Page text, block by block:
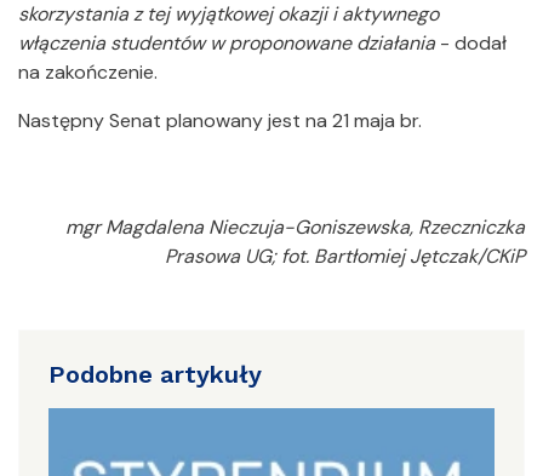
skorzystania z tej wyjątkowej okazji i aktywnego
włączenia studentów w proponowane działania - dodał
na zakończenie.
Następny Senat planowany jest na 21 maja br.
mgr Magdalena Nieczuja-Goniszewska, Rzeczniczka
Prasowa UG; fot. Bartłomiej Jętczak/CKiP
Podobne artykuły